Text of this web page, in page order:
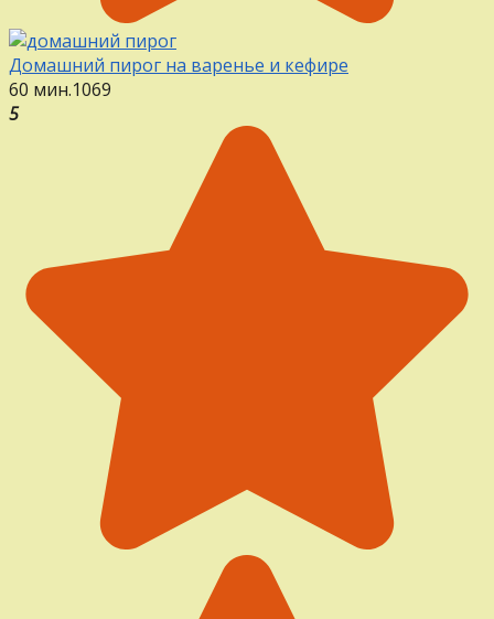
Домашний пирог на варенье и кефире
60 мин.1069
5